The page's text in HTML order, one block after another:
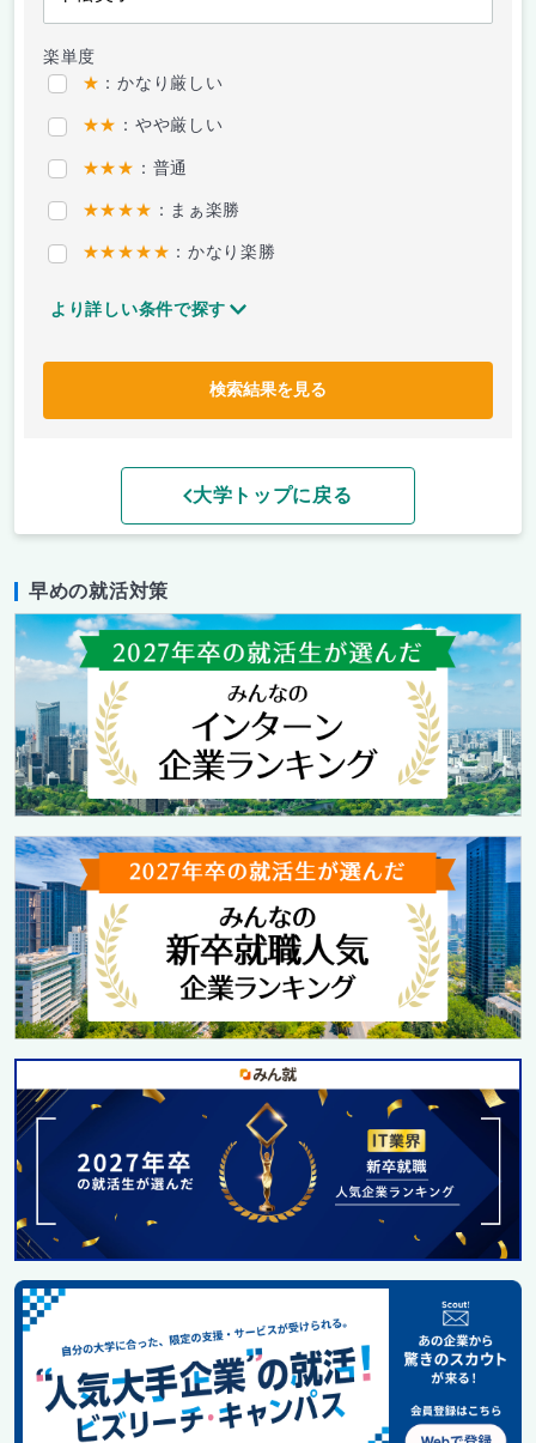
楽単度
★ ：かなり厳しい
★★ ：やや厳しい
★★★ ：普通
★★★★ ：まぁ楽勝
★★★★★ ：かなり楽勝
より詳しい条件で探す
検索結果を見る
大学トップに戻る
早めの就活対策